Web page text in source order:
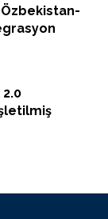
Özbekistan-